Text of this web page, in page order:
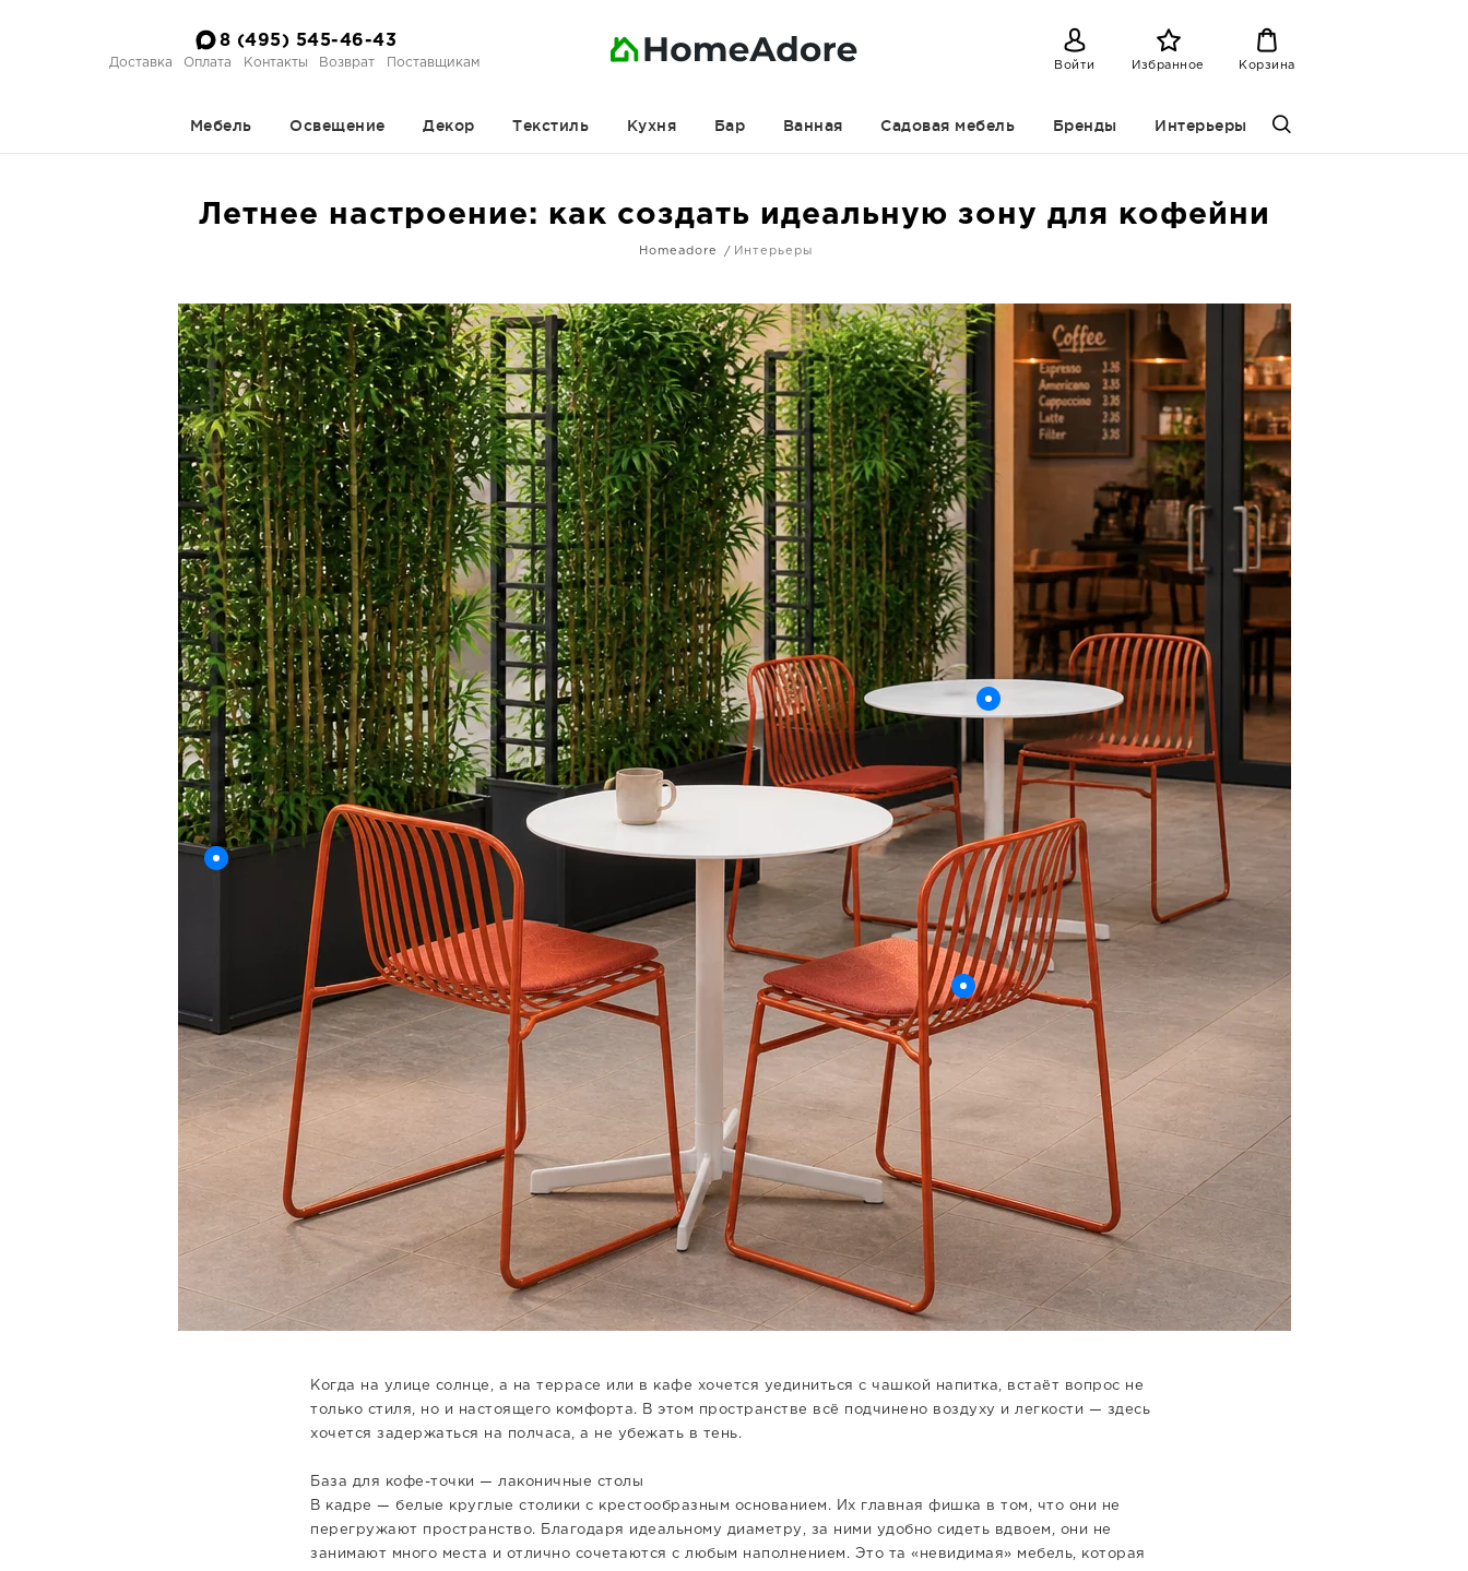
8 (495) 545-46-43
Доставка Оплата Контакты Возврат Поставщикам Войти Избранное Корзина
Мебель Освещение Декор Текстиль Кухня Бар Ванная Садовая мебель Бренды Интерьеры
Летнее настроение: как создать идеальную зону для кофейни
Homeadore Интерьеры
Когда на улице солнце, а на террасе или в кафе хочется уединиться с чашкой напитка, встаёт вопрос не
только стиля, но и настоящего комфорта. В этом пространстве всё подчинено воздуху и легкости — здесь
хочется задержаться на полчаса, а не убежать в тень.
База для кофе-точки — лаконичные столы
В кадре — белые круглые столики с крестообразным основанием. Их главная фишка в том, что они не
перегружают пространство. Благодаря идеальному диаметру, за ними удобно сидеть вдвоем, они не
занимают много места и отлично сочетаются с любым наполнением. Это та «невидимая» мебель, которая